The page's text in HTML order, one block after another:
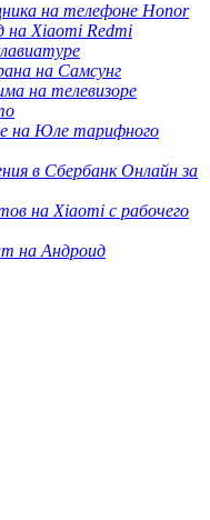
на телефоне Honor
на Xiaomi Redmi
на Самсунг
на телевизоре
на Юле тарифного
в Сбербанк Онлайн за
на Xiaomi с рабочего
на Андроид